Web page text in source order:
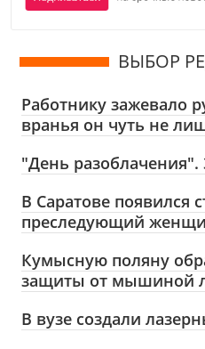
ВЫБОР
Работнику зажевало
вранья он чуть не
"День
В Саратове появился
преследующий
Кумысную поляну
защиты от мышиной
В вузе создали